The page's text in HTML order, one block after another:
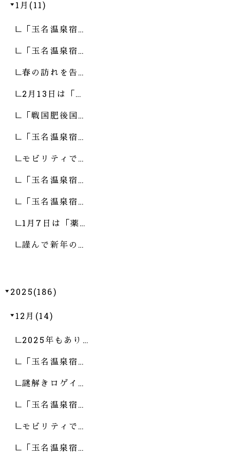
1月(11)
「玉名温泉宿…
「玉名温泉宿…
春の訪れを告…
2月13日は「…
「戦国肥後国…
「玉名温泉宿…
モビリティで…
「玉名温泉宿…
「玉名温泉宿…
1月7日は「薬…
謹んで新年の…
2025(186)
12月(14)
2025年もあり…
「玉名温泉宿…
謎解きロゲイ…
「玉名温泉宿…
モビリティで…
「玉名温泉宿…